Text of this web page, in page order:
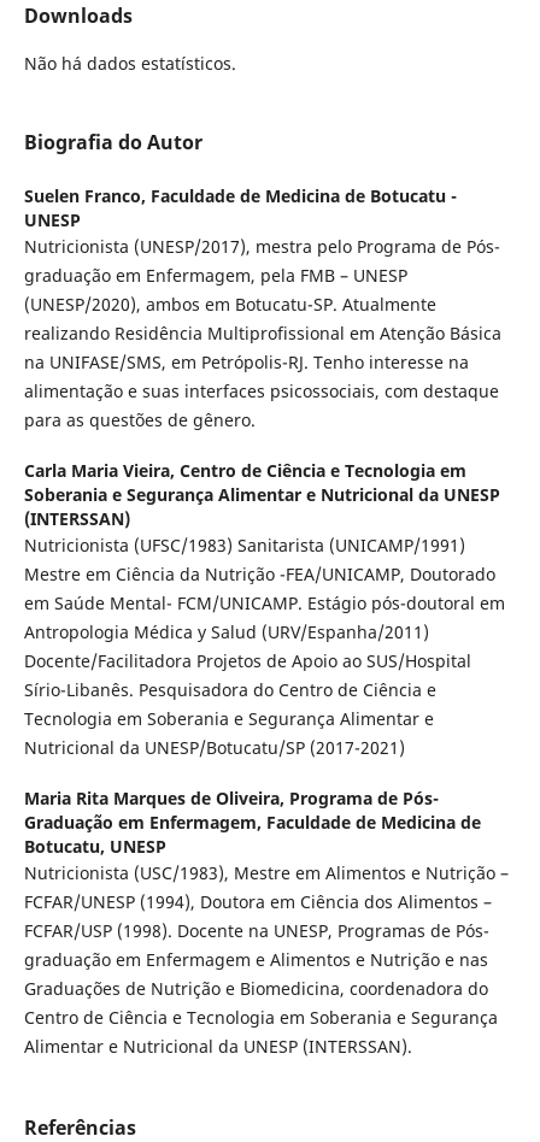
Downloads
Não há dados estatísticos.
Biografia do Autor
Suelen Franco, Faculdade de Medicina de Botucatu -
UNESP
Nutricionista (UNESP/2017), mestra pelo Programa de Pós-
graduação em Enfermagem, pela FMB – UNESP
(UNESP/2020), ambos em Botucatu-SP. Atualmente
realizando Residência Multiprofissional em Atenção Básica
na UNIFASE/SMS, em Petrópolis-RJ. Tenho interesse na
alimentação e suas interfaces psicossociais, com destaque
para as questões de gênero.
Carla Maria Vieira, Centro de Ciência e Tecnologia em
Soberania e Segurança Alimentar e Nutricional da UNESP
(INTERSSAN)
Nutricionista (UFSC/1983) Sanitarista (UNICAMP/1991)
Mestre em Ciência da Nutrição -FEA/UNICAMP, Doutorado
em Saúde Mental- FCM/UNICAMP. Estágio pós-doutoral em
Antropologia Médica y Salud (URV/Espanha/2011)
Docente/Facilitadora Projetos de Apoio ao SUS/Hospital
Sírio-Libanês. Pesquisadora do Centro de Ciência e
Tecnologia em Soberania e Segurança Alimentar e
Nutricional da UNESP/Botucatu/SP (2017-2021)
Maria Rita Marques de Oliveira, Programa de Pós-
Graduação em Enfermagem, Faculdade de Medicina de
Botucatu, UNESP
Nutricionista (USC/1983), Mestre em Alimentos e Nutrição –
FCFAR/UNESP (1994), Doutora em Ciência dos Alimentos –
FCFAR/USP (1998). Docente na UNESP, Programas de Pós-
graduação em Enfermagem e Alimentos e Nutrição e nas
Graduações de Nutrição e Biomedicina, coordenadora do
Centro de Ciência e Tecnologia em Soberania e Segurança
Alimentar e Nutricional da UNESP (INTERSSAN).
Referências